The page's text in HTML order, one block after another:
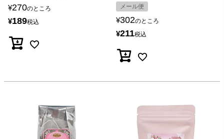
¥270のところ
¥189税込
メール便
¥302のところ
¥211税込